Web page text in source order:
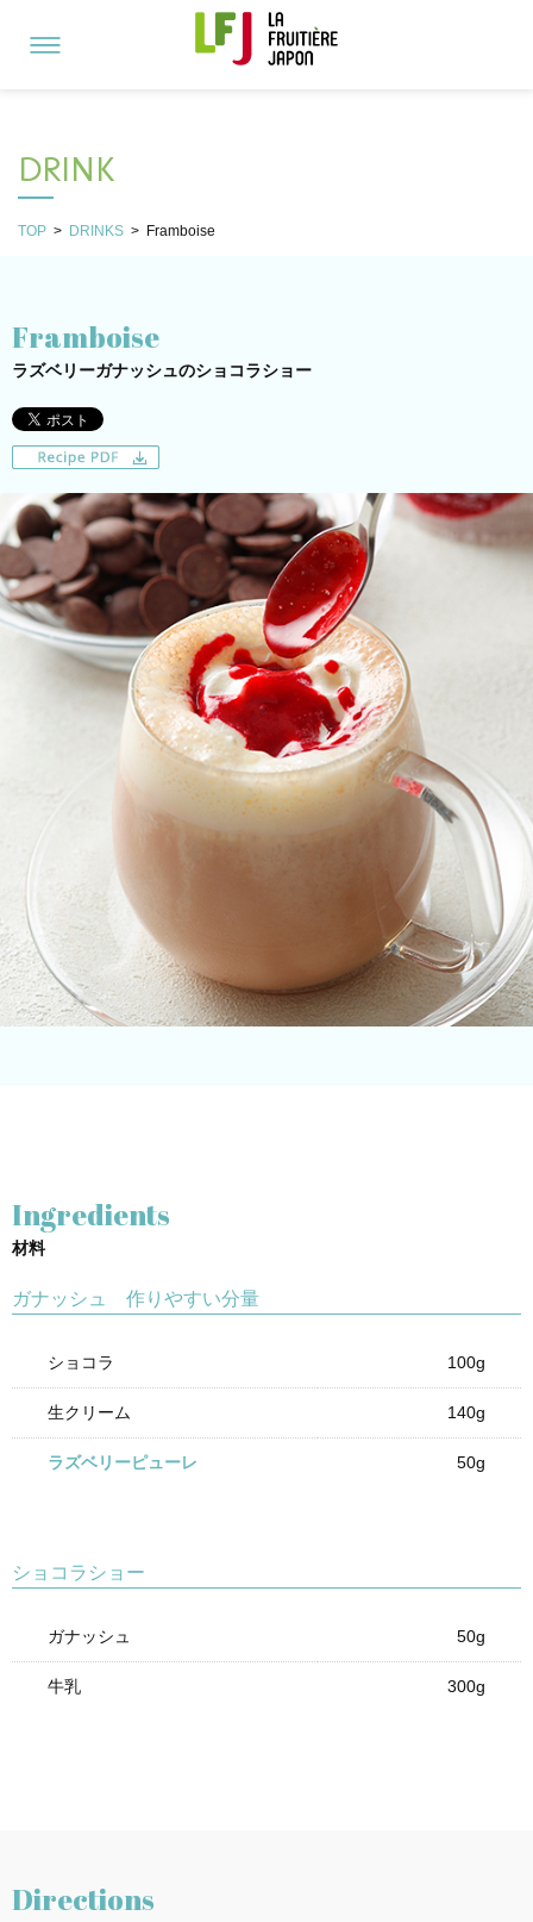
DRINK
TOP > DRINKS > Framboise
Framboise
ラズベリーガナッシュのショコラショー
Ingredients
材料
ガナッシュ 作りやすい分量
ショコラ 100g
生クリーム 140g
ラズベリーピューレ 50g
ショコラショー
ガナッシュ 50g
牛乳 300g
Directions